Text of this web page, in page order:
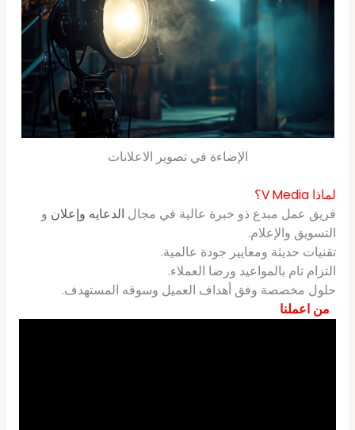
الإضاءة في تصوير الاعلانات
لماذا V Media؟
فريق عمل مبدع ذو خبرة عالية في مجال الدعايه وإعلان و
التسويق والإعلام.
تقنيات حديثة ومعايير جودة عالمية.
التزام تام بالمواعيد ورضا العملاء.
حلول مخصصة وفق أهداف العميل وسوقه المستهدف.
من اعملنا